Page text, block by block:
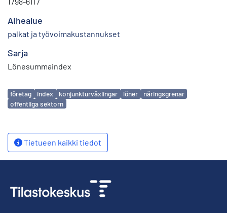
Aihealue
palkat ja työvoimakustannukset
Sarja
Lönesummaindex
Avainsanat
företag index konjunkturväxlingar löner
näringsgrenar
offentliga sektorn
Tietueen kaikki tiedot